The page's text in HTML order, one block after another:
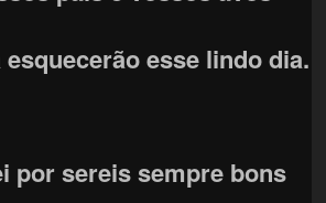
esquecerão esse lindo dia.
por sereis sempre bons